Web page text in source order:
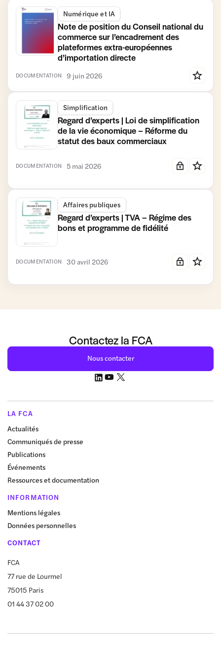
Numérique et IA
Note de position du Conseil national du
commerce sur l’encadrement des
plateformes extra-européennes
d’importation directe
DOCUMENTATION 9 juin 2026
Simplification
Regard d’experts | Loi de simplification
de la vie économique – Réforme du
statut des baux commerciaux
DOCUMENTATION 5 mai 2026
Affaires publiques
Regard d’experts | TVA – Régime des
bons et programme de fidélité
DOCUMENTATION 30 avril 2026
Contactez la FCA
Nous contacter
LA FCA
Actualités
Communiqués de presse
Publications
Événements
Ressources et documentation
INFORMATION
Mentions légales
Données personnelles
CONTACT
FCA
77 rue de Lourmel
75015 Paris
01 44 37 02 00